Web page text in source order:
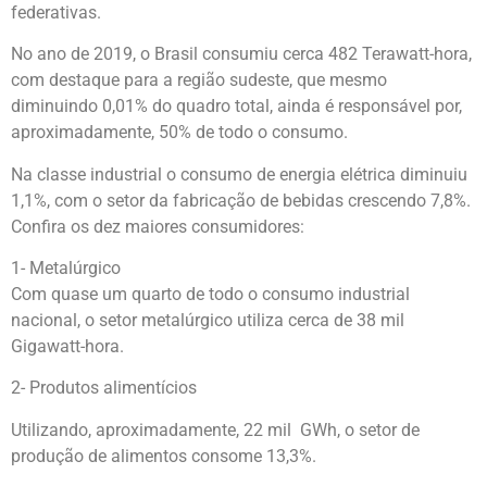
federativas.
No ano de 2019, o Brasil consumiu cerca 482 Terawatt-hora,
com destaque para a região sudeste, que mesmo
diminuindo 0,01% do quadro total, ainda é responsável por,
aproximadamente, 50% de todo o consumo.
Na classe industrial o consumo de energia elétrica diminuiu
1,1%, com o setor da fabricação de bebidas crescendo 7,8%.
Confira os dez maiores consumidores:
1- Metalúrgico
Com quase um quarto de todo o consumo industrial
nacional, o setor metalúrgico utiliza cerca de 38 mil
Gigawatt-hora.
2- Produtos alimentícios
Utilizando, aproximadamente, 22 mil GWh, o setor de
produção de alimentos consome 13,3%.